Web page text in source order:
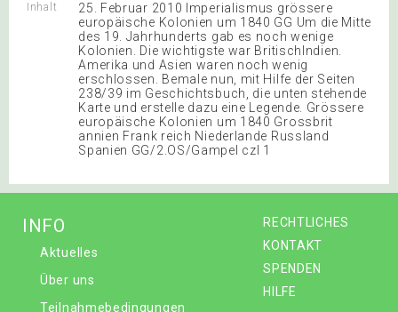
Inhalt
25. Februar 2010 Imperialismus grössere
europäische Kolonien um 1840 GG Um die Mitte
des 19. Jahrhunderts gab es noch wenige
Kolonien. Die wichtigste war BritischIndien.
Amerika und Asien waren noch wenig
erschlossen. Bemale nun, mit Hilfe der Seiten
238/39 im Geschichtsbuch, die unten stehende
Karte und erstelle dazu eine Legende. Grössere
europäische Kolonien um 1840 Grossbrit
annien Frank reich Niederlande Russland
Spanien GG/2.OS/Gampel czl 1
RECHTLICHES
KONTAKT
SPENDEN
HILFE
INFO
Aktuelles
Über uns
Teilnahmebedingungen